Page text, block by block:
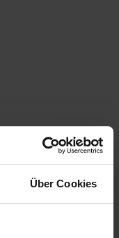
Über Cookies